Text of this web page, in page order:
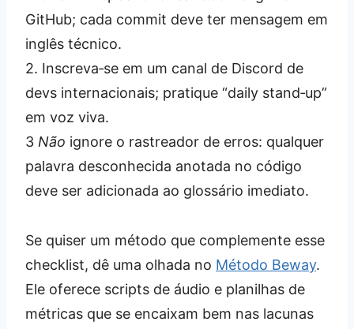
GitHub; cada commit deve ter mensagem em
inglês técnico.
2. Inscreva‑se em um canal de Discord de
devs internacionais; pratique “daily stand‑up”
em voz viva.
3 Não ignore o rastreador de erros: qualquer
palavra desconhecida anotada no código
deve ser adicionada ao glossário imediato.
Se quiser um método que complemente esse
checklist, dê uma olhada no Método Beway.
Ele oferece scripts de áudio e planilhas de
métricas que se encaixam bem nas lacunas